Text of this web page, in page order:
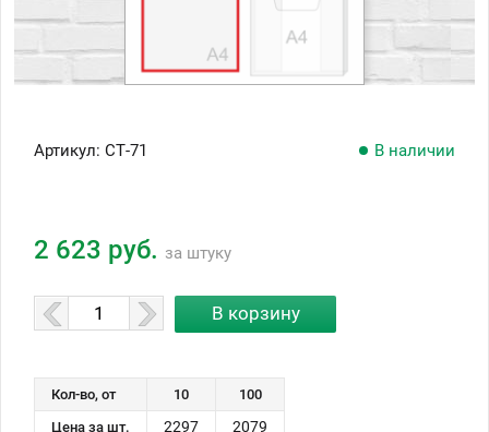
Артикул: СТ-71 В наличии
2 623 руб. за штуку
Кол-во, от 10
100
Цена за шт.
2297 2079